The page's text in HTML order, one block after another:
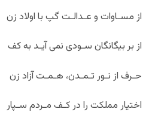
از مسـاوات و عـدالـت گپ با اولاد زن
از بر بیگانگان سـودی نمی آیـد به کف
حـرف از نـور تـمـدن، هـمـت آزاد زن
اختیار مملکت را در کـف مـردم سـپار